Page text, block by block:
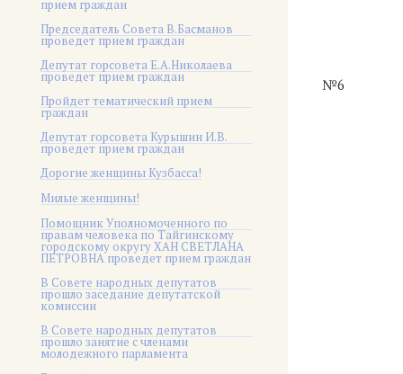
прием граждан
Председатель Совета В.Басманов
проведет прием граждан
Депутат горсовета Е.А.Николаева
проведет прием граждан
Пройдет тематический прием
граждан
Депутат горсовета Курышин И.В.
проведет прием граждан
Дорогие женщины Кузбасса!
Милые женщины!
Помощник Уполномоченного по
правам человека по Тайгинскому
городскому округу ХАН СВЕТЛАНА
ПЕТРОВНА проведет прием граждан
В Совете народных депутатов
прошло заседание депутатской
комиссии
В Совете народных депутатов
прошло занятие с членами
молодежного парламента
№6